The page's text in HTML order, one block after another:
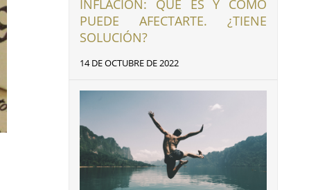
INFLACIÓN: QUÉ ES Y CÓMO
PUEDE AFECTARTE. ¿TIENE
SOLUCIÓN?
14 DE OCTUBRE DE 2022